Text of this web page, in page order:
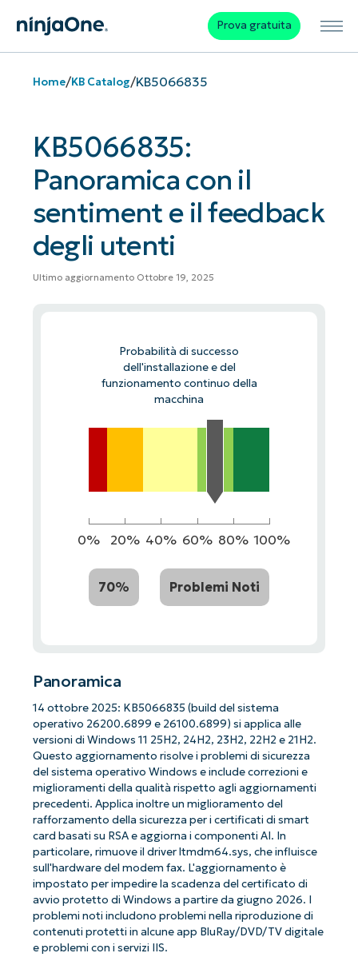
Prova gratuita
Home/KB Catalog/KB5066835
KB5066835:
Panoramica con il
sentiment e il feedback
degli utenti
Ultimo aggiornamento Ottobre 19, 2025
Probabilità di successo
dell'installazione e del
funzionamento continuo della
macchina
0% 20% 40% 60% 80% 100%
70% Problemi Noti
Panoramica
14 ottobre 2025: KB5066835 (build del sistema
operativo 26200.6899 e 26100.6899) ​​si applica alle
versioni di Windows 11 25H2, 24H2, 23H2, 22H2 e 21H2.
Questo aggiornamento risolve i problemi di sicurezza
del sistema operativo Windows e include correzioni e
miglioramenti della qualità rispetto agli aggiornamenti
precedenti. Applica inoltre un miglioramento del
rafforzamento della sicurezza per i certificati di smart
card basati su RSA e aggiorna i componenti AI. In
particolare, rimuove il driver ltmdm64.sys, che influisce
sull'hardware del modem fax. L'aggiornamento è
impostato per impedire la scadenza del certificato di
avvio protetto di Windows a partire da giugno 2026. I
problemi noti includono problemi nella riproduzione di
contenuti protetti in alcune app BluRay/DVD/TV digitale
e problemi con i servizi IIS.